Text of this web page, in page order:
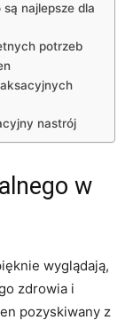
‌najlepsze dla⁤
potrzeb
⁣nastrój
w‍
wyglądają,‌
zdrowia i
pozyskiwany z